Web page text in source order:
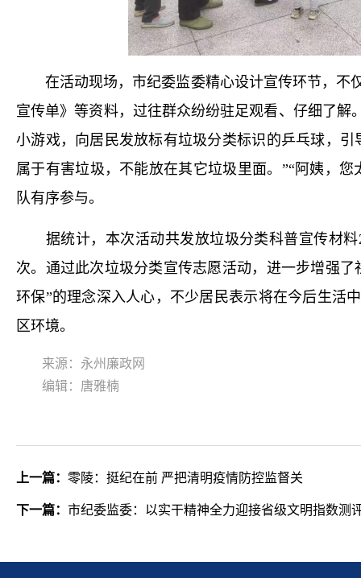
在活动现场，市纪委监委精心设计宣传环节，不
宣传单》等资料，过往群众纷纷驻足观看、仔细了解
小游戏，向居民发放标有垃圾分类标识的乒乓球，
属于有害垃圾，不能放在其它垃圾里面。”“阿姨，
队有序参与。
据统计，本次活动共发放垃圾分类科普宣传材料
次。通过此次垃圾分类宣传志愿活动，进一步增强
环保”的理念深入人心，不少居民表示将在今后生活
区环境。
来源：永州廉政网
编辑：唐雅楠
上一篇： 零陵：挺纪在前 严把清明疫情防控监督关
下一篇： 市纪委监委：以实干精神全力迎接省级文明指数测